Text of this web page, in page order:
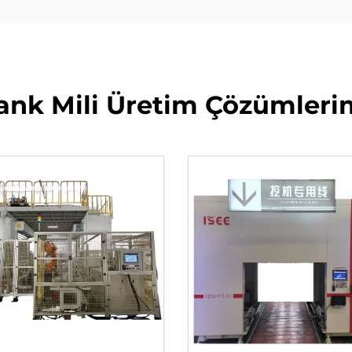
Mili Üretim